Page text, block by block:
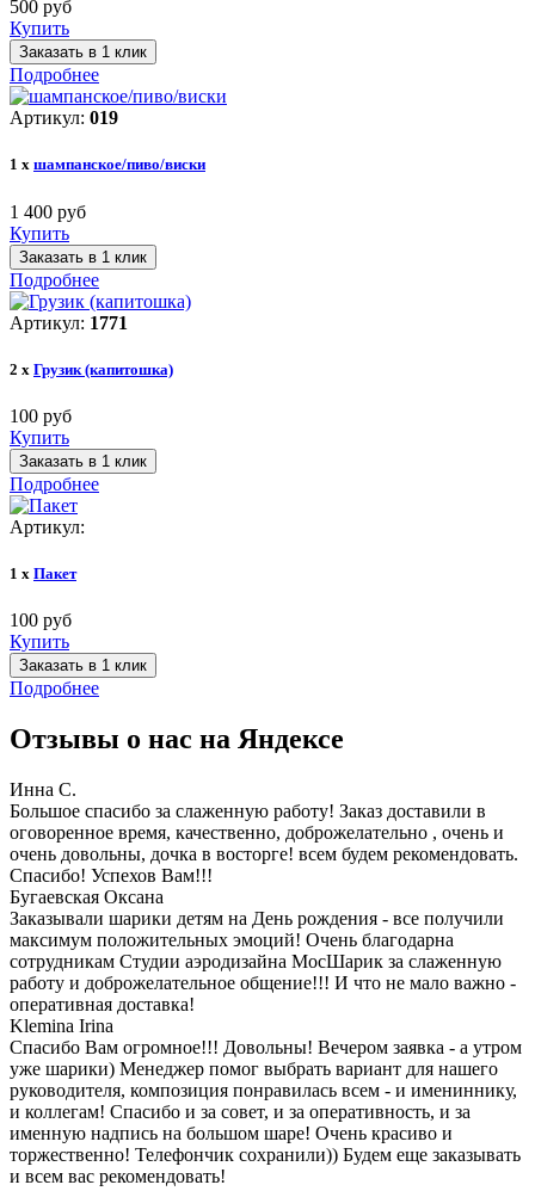
500 руб
Купить
Заказать в 1 клик
Подробнее
Артикул: 019
1 x шампанское/пиво/виски
1 400 руб
Купить
Заказать в 1 клик
Подробнее
Артикул: 1771
2 x Грузик (капитошка)
100 руб
Купить
Заказать в 1 клик
Подробнее
Артикул:
1 x Пакет
100 руб
Купить
Заказать в 1 клик
Подробнее
Отзывы о нас на Яндексе
Инна С.
Большое спасибо за слаженную работу! Заказ доставили в
оговоренное время, качественно, доброжелательно , очень и
очень довольны, дочка в восторге! всем будем рекомендовать.
Спасибо! Успехов Вам!!!
Бугаевская Оксана
Заказывали шарики детям на День рождения - все получили
максимум положительных эмоций! Очень благодарна
сотрудникам Студии аэродизайна МосШарик за слаженную
работу и доброжелательное общение!!! И что не мало важно -
оперативная доставка!
Klemina Irina
Спасибо Вам огромное!!! Довольны! Вечером заявка - а утром
уже шарики) Менеджер помог выбрать вариант для нашего
руководителя, композиция понравилась всем - и имениннику,
и коллегам! Спасибо и за совет, и за оперативность, и за
именную надпись на большом шаре! Очень красиво и
торжественно! Телефончик сохранили)) Будем еще заказывать
и всем вас рекомендовать!